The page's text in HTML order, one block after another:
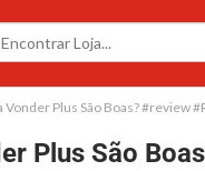
Vonder Plus São Boas? #review
Plus São